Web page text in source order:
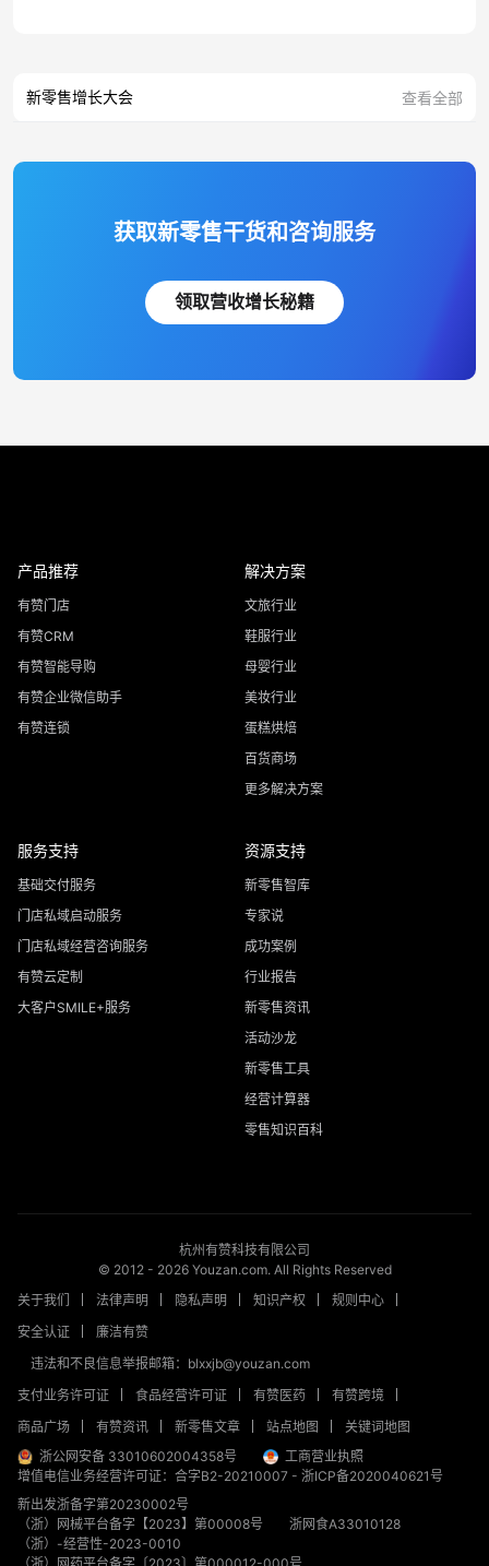
新零售增长大会 查看全部
获取新零售干货和咨询服务
领取营收增长秘籍
产品推荐
有赞门店
有赞CRM
有赞智能导购
有赞企业微信助手
有赞连锁
解决方案
文旅行业
鞋服行业
母婴行业
美妆行业
蛋糕烘焙
百货商场
更多解决方案
服务支持
基础交付服务
门店私域启动服务
门店私域经营咨询服务
有赞云定制
大客户SMILE+服务
资源支持
新零售智库
专家说
成功案例
行业报告
新零售资讯
活动沙龙
新零售工具
经营计算器
零售知识百科
杭州有赞科技有限公司
© 2012 - 2026Youzan.com. All Rights Reserved
关于我们
法律声明 隐私声明 知识产权
规则中心
安全认证
廉洁有赞
违法和不良信息举报邮箱：blxxjb@youzan.com
支付业务许可证
食品经营许可证 有赞医药
有赞跨境
商品广场
有赞资讯 新零售文章 站点地图
关键词地图
浙公网安备 33010602004358号
工商营业执照
增值电信业务经营许可证：合字B2-20210007 - 浙ICP备2020040621号
新出发浙备字第20230002号
（浙）网械平台备字【2023】第00008号
浙网食A33010128
（浙）-经营性-2023-0010